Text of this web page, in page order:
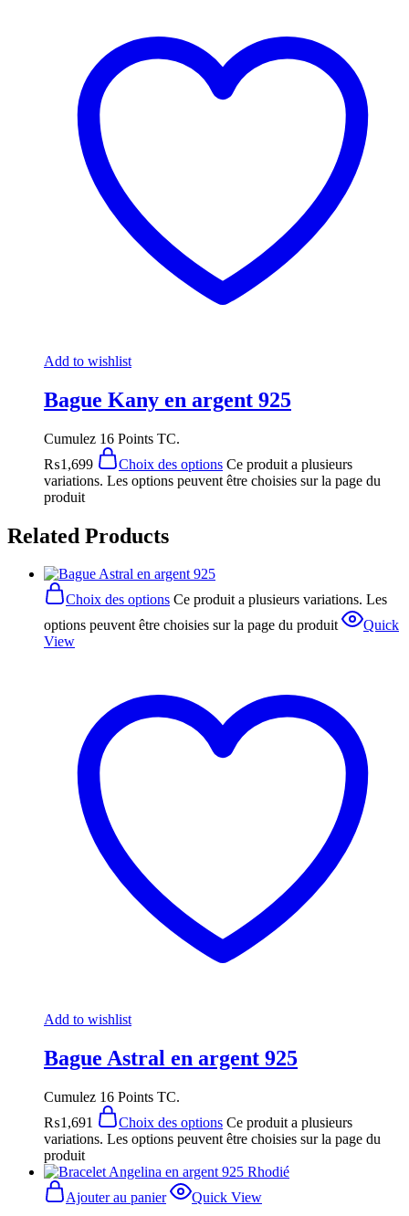
Add to wishlist
Bague Kany en argent 925
Cumulez 16 Points TC.
₨1,699 Choix des options Ce produit a plusieurs
variations. Les options peuvent être choisies sur la page du
produit
Related Products
Choix des options Ce produit a plusieurs variations. Les
options peuvent être choisies sur la page du produit
Quick
View
Add to wishlist
Bague Astral en argent 925
Cumulez 16 Points TC.
₨1,691 Choix des options Ce produit a plusieurs
variations. Les options peuvent être choisies sur la page du
produit
Ajouter au panier Quick View